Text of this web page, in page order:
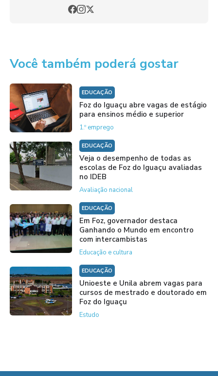
Você também poderá gostar
EDUCAÇÃO
Foz do Iguaçu abre vagas de estágio
para ensinos médio e superior
1.º emprego
EDUCAÇÃO
Veja o desempenho de todas as
escolas de Foz do Iguaçu avaliadas
no IDEB
Avaliação nacional
EDUCAÇÃO
Em Foz, governador destaca
Ganhando o Mundo em encontro
com intercambistas
Educação e cultura
EDUCAÇÃO
Unioeste e Unila abrem vagas para
cursos de mestrado e doutorado em
Foz do Iguaçu
Estudo